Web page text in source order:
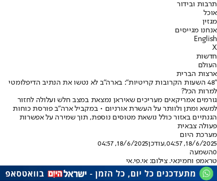
תרבות ובידור
אוכל
מגזין
אנחנו מגייסים
English
X
חדשות
העולם
ארצות הברית
"48 השעות הקרובות קריטיות": בארה"ב לא נטשו את הנתיב הדיפלומטי
למרות הכל?
גורמים אמריקאים מעריכים שאיראן נמצאת במצב חלש ועלולה לחזור
למשא ומתן ולוותר על העשרת אורניום • במקביל ארה"ב פורסת כוחות
הגנתיים באזור כולל נושאת מטוסים נוספת, תוך שמירה על אפשרות
פעולה צבאית
מערכת היום
18/6/2025, 04:57
,עודכן18/6/2025, 04:57
0השמעה
טראמפ וחמינאי. צילום: אי.פי.אי